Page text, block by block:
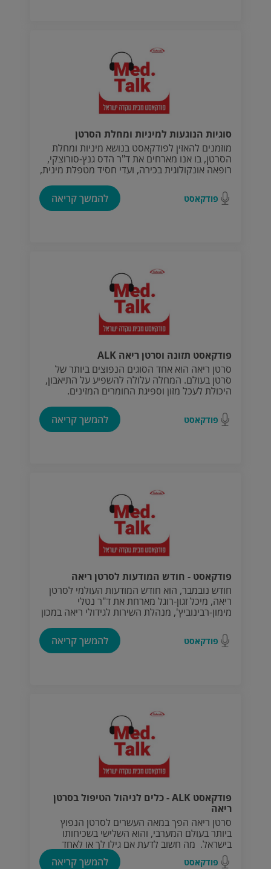
סוגיות הנוגעות למיניות ומחלת הסרטן
מוזמנים להאזין לפודקאסט בנושא מיניות ומחלת
הסרטן, בו אנו מארחים את ד"ר הדס גנץ-סורוצקי,
רופאה אונקולוגית בכירה, ועדי חסיד מטפלת מינית,
השומר.פודקאסט להמשך קריאה
פודקאסט תזונה וסרטן ריאה ALK
סרטן ריאה הוא אחד הסוגים הנפוצים ביותר של
סרטן בעולם. המחלה עלולה להשפיע על התיאבון,
היכולת לעכל מזון וספיגת החומרים המזינים.
פודקאסט להמשך קריאה
פודקאסט - חודש המודעות לסרטן ריאה
חודש נובמבר, הוא חודש המודעות העולמי לסרטן
ריאה, מיכל זגון-רוגל מארחת את ד"ר נטלי
מימון-רבינוביץ', מנהלת השירות לגידולי ריאה במכון
פודקאסט להמשך קריאה
פודקאסט ALK - כלים לניהול הטיפול בסרטן
ריאה
סרטן ריאה הפך במאה העשרים לסרטן הנפוץ
ביותר בעולם המערבי, והוא השלישי בשכיחותו
בישראל. מה חשוב לדעת אם גילו לך או לאחד
מקרוביך סרטן ריאה? מה חשוב לדעת על המפגש
הראשוני עם האונקולוג המטפל ולמה לצפות
פודקאסט להמשך קריאה